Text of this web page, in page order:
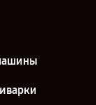
в г. Москва